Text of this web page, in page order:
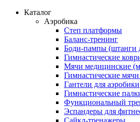
Каталог
Аэробика
Степ платформы
Баланс-тренинг
Боди-пампы (штанги
Гимнастические
Мячи медицинские
Гимнастические
Гантели для аэробики
Гимнастические
Функциональный
Эспандеры для
Сайкл-тренажеры